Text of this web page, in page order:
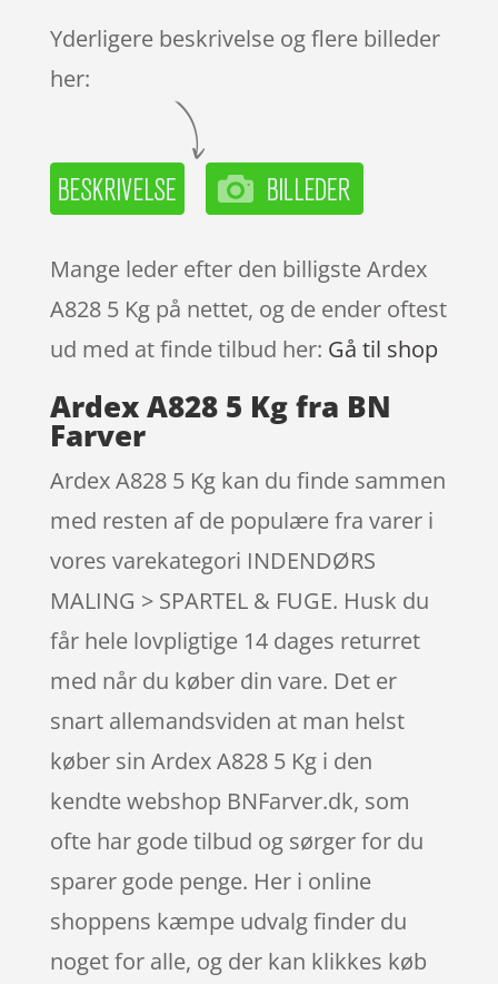
Yderligere beskrivelse og flere billeder
her:
Mange leder efter den billigste Ardex
A828 5 Kg på nettet, og de ender oftest
ud med at finde tilbud her: Gå til shop
Ardex A828 5 Kg fra BN
Farver
Ardex A828 5 Kg kan du finde sammen
med resten af de populære fra varer i
vores varekategori INDENDØRS
MALING > SPARTEL & FUGE. Husk du
får hele lovpligtige 14 dages returret
med når du køber din vare. Det er
snart allemandsviden at man helst
køber sin Ardex A828 5 Kg i den
kendte webshop BNFarver.dk, som
ofte har gode tilbud og sørger for du
sparer gode penge. Her i online
shoppens kæmpe udvalg finder du
noget for alle, og der kan klikkes køb